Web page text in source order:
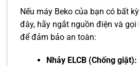
Nếu máy Beko của bạn có bất
đây, hãy ngắt nguồn điện và
để đảm bảo an toàn:
Nhảy ELCB (Chống giật):